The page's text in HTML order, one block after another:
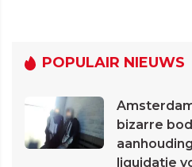
POPULAIR NIEUWS
bizarre
liquidatie